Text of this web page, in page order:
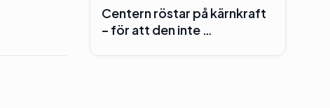
Centern röstar på kärnkraft
– för att den inte …